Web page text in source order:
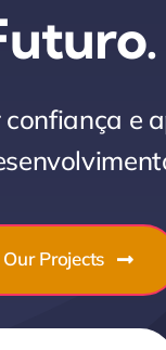
confiança e
Our Projects